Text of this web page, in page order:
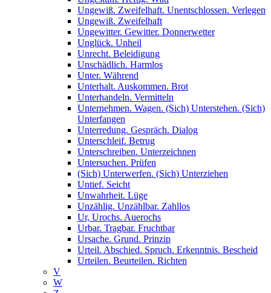
Ungewiß. Zweifelhaft. Unentschlossen. Verlegen
Ungewiß. Zweifelhaft
Ungewitter. Gewitter. Donnerwetter
Unglück. Unheil
Unrecht. Beleidigung
Unschädlich. Harmlos
Unter. Während
Unterhalt. Auskommen. Brot
Unterhandeln. Vermitteln
Unternehmen. Wagen. (Sich) Unterstehen. (Sich)
Unterfangen
Unterredung. Gespräch. Dialog
Unterschleif. Betrug
Unterschreiben. Unterzeichnen
Untersuchen. Prüfen
(Sich) Unterwerfen. (Sich) Unterziehen
Untief. Seicht
Unwahrheit. Lüge
Unzählig. Unzählbar. Zahllos
Ur, Urochs. Auerochs
Urbar. Tragbar. Fruchtbar
Ursache. Grund. Prinzip
Urteil. Abschied. Spruch. Erkenntnis. Bescheid
Urteilen. Beurteilen. Richten
V
W